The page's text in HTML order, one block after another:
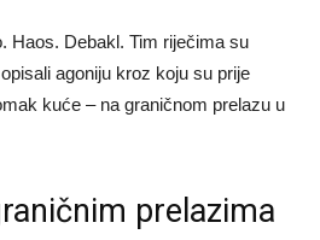
Haos. Debakl. Tim riječima su
agoniju kroz koju su prije
kuće – na graničnom prelazu u
prelazima